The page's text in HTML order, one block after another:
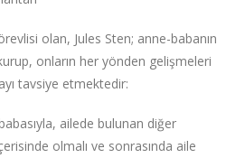
olan, Jules Sten; anne-babanın
onların her yönden gelişmeleri
tavsiye etmektedir:
ailede bulunan diğer
olmalı ve sonrasında aile